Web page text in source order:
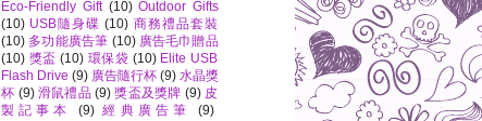
Eco-Friendly Gift (10) Outdoor Gifts
(10) USB隨身碟 (10) 商務禮品套裝
(10) 多功能廣告筆 (10) 廣告毛巾贈品
(10) 獎盃 (10) 環保袋 (10) Elite USB
Flash Drive (9) 廣告隨行杯 (9) 水晶獎
杯 (9) 滑鼠禮品 (9) 獎盃及獎牌 (9) 皮
製記事本
(9) 經典廣告筆 (9)